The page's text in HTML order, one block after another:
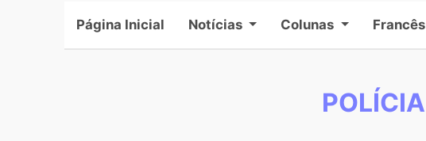
Página Inicial (current)
Notícias Colunas Francês
POLÍCIA